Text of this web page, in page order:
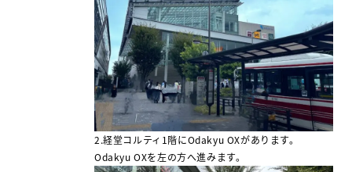
2.経堂コルティ1階にOdakyu OXがあります。
Odakyu OXを左の方へ進みます。